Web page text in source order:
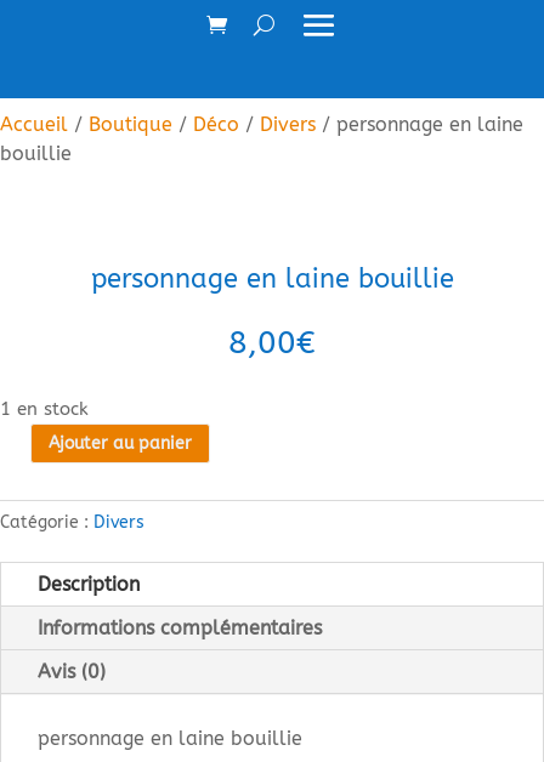
Accueil / Boutique / Déco / Divers / personnage en laine
bouillie
personnage en laine bouillie
8,00€
1 en stock
quantité
personnage
laine
bouillie
Ajouter au panier
Catégorie : Divers
Description
Informations complémentaires
Avis (0)
personnage en laine bouillie